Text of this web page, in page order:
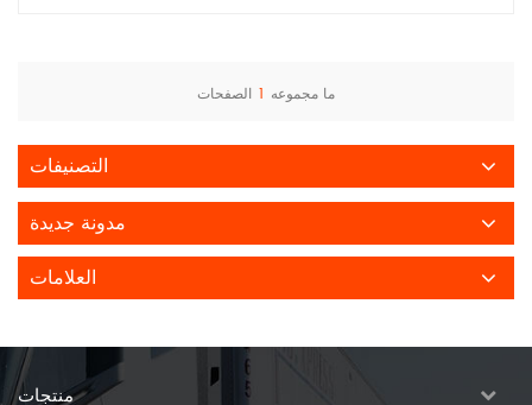
ما مجموعه 1 الصفحات
التصنيفات
مدونة جديدة
العلامات
منتجات